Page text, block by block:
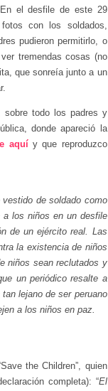
el desfile de este 29
con los soldados,
pudieron permitirlo, o
tremendas cosas (no
que sonreía junto a un
sobre todo los padres y
donde apareció la
aquíy que reproduzco
de soldado como
a los niños en un desfile
de un ejército real. Las
la existencia de niños
niños sean reclutados y
un periódico resalte a
lejano de ser peruano
a los niños en paz.
the Children”, quien
completa): “El